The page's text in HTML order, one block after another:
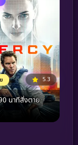
5.3
นาทีสั่งตาย